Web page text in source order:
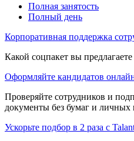
Полная занятость
Полный день
Корпоративная поддержка
Какой соцпакет вы
Оформляйте кандидатов
Проверяйте сотрудников и
документы без бумаг и личных
Ускорьте подбор в 2 раза с